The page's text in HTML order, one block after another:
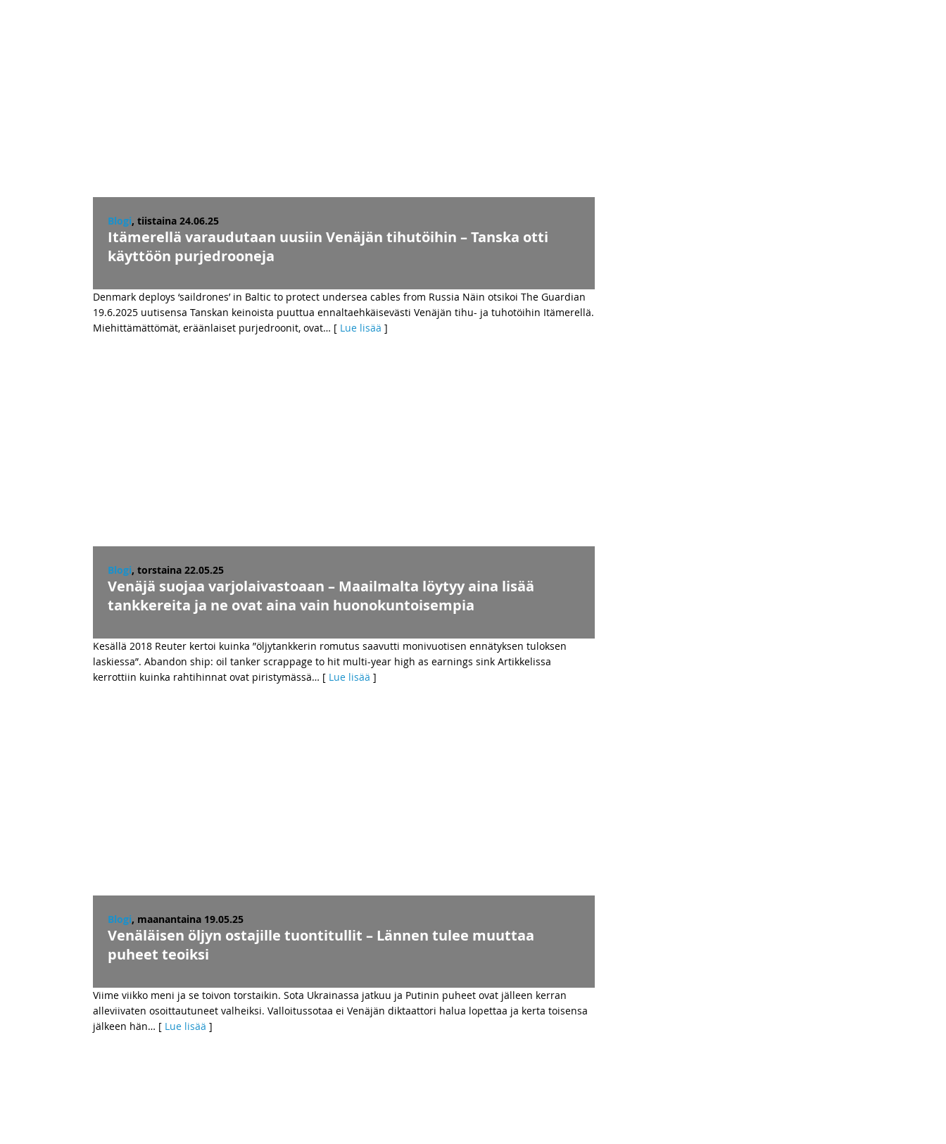
Blogi, tiistaina 24.06.25
Itämerellä varaudutaan uusiin Venäjän tihutöihin – Tanska otti
käyttöön purjedrooneja
Denmark deploys ‘saildrones’ in Baltic to protect undersea cables from Russia Näin otsikoi The Guardian
19.6.2025 uutisensa Tanskan keinoista puuttua ennaltaehkäisevästi Venäjän tihu- ja tuhotöihin Itämerellä.
Miehittämättömät, eräänlaiset purjedroonit, ovat… [ Lue lisää ]
Blogi, torstaina 22.05.25
Venäjä suojaa varjolaivastoaan – Maailmalta löytyy aina lisää
tankkereita ja ne ovat aina vain huonokuntoisempia
Kesällä 2018 Reuter kertoi kuinka ”öljytankkerin romutus saavutti monivuotisen ennätyksen tuloksen
laskiessa”. Abandon ship: oil tanker scrappage to hit multi-year high as earnings sink Artikkelissa
kerrottiin kuinka rahtihinnat ovat piristymässä… [ Lue lisää ]
Blogi, maanantaina 19.05.25
Venäläisen öljyn ostajille tuontitullit – Lännen tulee muuttaa
puheet teoiksi
Viime viikko meni ja se toivon torstaikin. Sota Ukrainassa jatkuu ja Putinin puheet ovat jälleen kerran
alleviivaten osoittautuneet valheiksi. Valloitussotaa ei Venäjän diktaattori halua lopettaa ja kerta toisensa
jälkeen hän… [ Lue lisää ]